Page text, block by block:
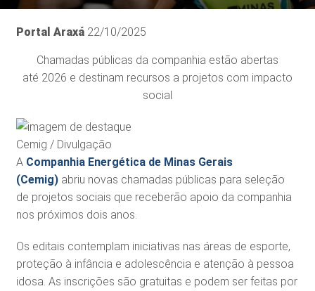
Portal Araxá 22/10/2025
Chamadas públicas da companhia estão abertas
até 2026 e destinam recursos a projetos com impacto
social
Cemig / Divulgação
A Companhia Energética de Minas Gerais
(Cemig)abriu novas chamadas públicas para seleção
de projetos sociais que receberão apoio da companhia
nos próximos dois anos.
Os editais contemplam iniciativas nas áreas de esporte,
proteção à infância e adolescência e atenção à pessoa
idosa. As inscrições são gratuitas e podem ser feitas por